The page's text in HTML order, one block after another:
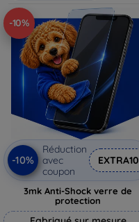
-10%
-10%
Réduction
avec
coupon
EXTRA10
3mk Anti-Shock verre de
protection